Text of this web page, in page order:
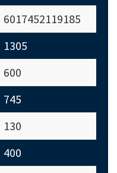
6017452119185
1305
600
745
130
400